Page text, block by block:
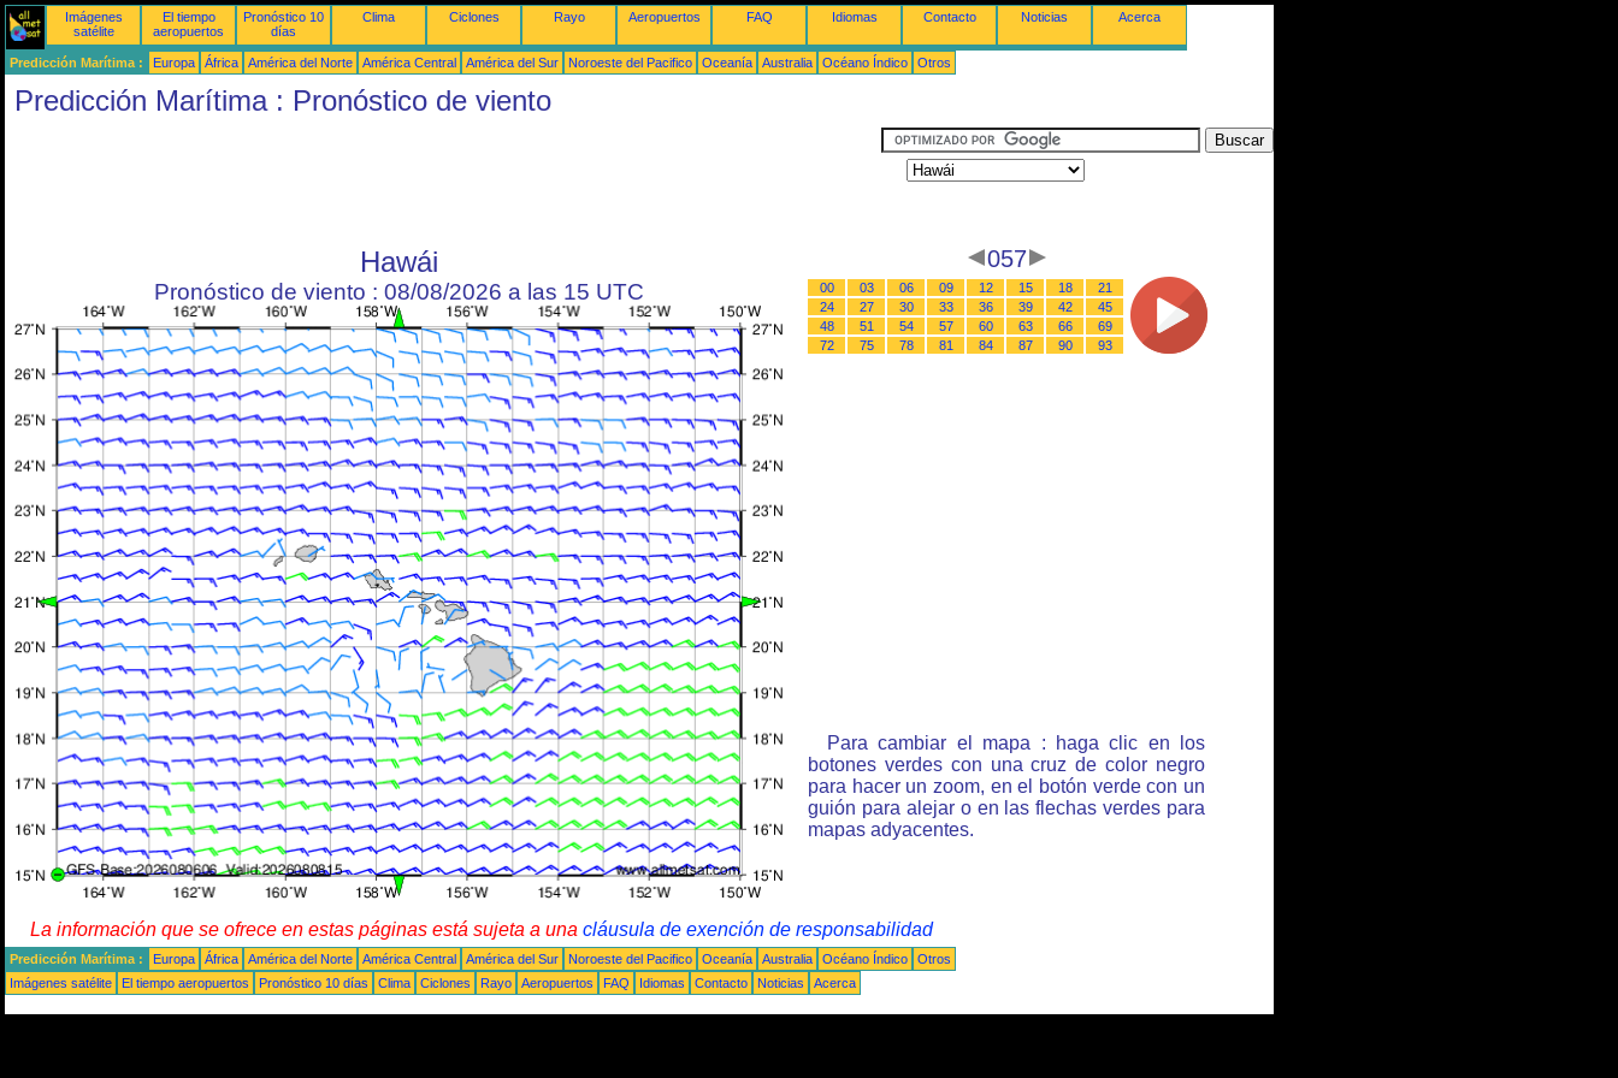
Imágenes
satélite
El tiempo
aeropuertos
Pronóstico 10
días
Clima Ciclones Rayo Aeropuertos FAQ Idiomas Contacto Noticias Acerca
Predicción Marítima : Europa África América del Norte América Central América del Sur Noroeste del Pacifico Oceanía Australia Océano Índico Otros
Predicción Marítima : Pronóstico de viento
Hawái
Pronóstico de viento : 08/08/2026 a las 15 UTC
057
00 03 06 09 12 15 18
21
24
27 30 33 36 39 42
45
48
51 54 57 60 63 66
69
72
75 78 81 84 87 90 93
Para cambiar el mapa : haga clic en los
botones verdes con una cruz de color negro
para hacer un zoom, en el botón verde con un
guión para alejar o en las flechas verdes para
mapas adyacentes.
La información que se ofrece en estas páginas está sujeta a una cláusula de exención de responsabilidad
Predicción Marítima : Europa África América del Norte América Central América del Sur Noroeste del Pacifico Oceanía Australia Océano Índico
Otros
Imágenes satélite
El tiempo aeropuertos Pronóstico 10 días Clima Ciclones Rayo Aeropuertos FAQ Idiomas Contacto Noticias Acerca